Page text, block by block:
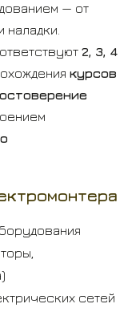
— от
наладки.
2, 3, 4
курсов
сетей